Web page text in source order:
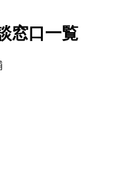
窓口一覧